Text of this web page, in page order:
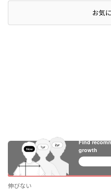
ぴったり
薄い
伸びない
店頭在庫を確認するお気
Find
growth